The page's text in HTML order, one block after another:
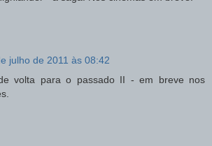
julho de 2011 às 08:42
volta para o passado II - em breve nos